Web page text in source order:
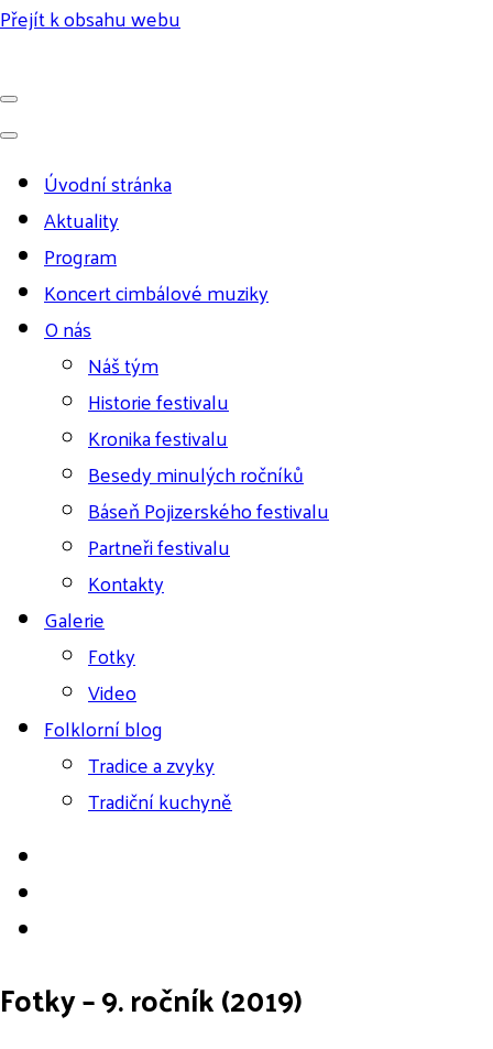
Přejít k obsahu webu
Úvodní stránka
Aktuality
Program
Koncert cimbálové muziky
O nás
Náš tým
Historie festivalu
Kronika festivalu
Besedy minulých ročníků
Báseň Pojizerského festivalu
Partneři festivalu
Kontakty
Galerie
Fotky
Video
Folklorní blog
Tradice a zvyky
Tradiční kuchyně
Fotky – 9. ročník (2019)